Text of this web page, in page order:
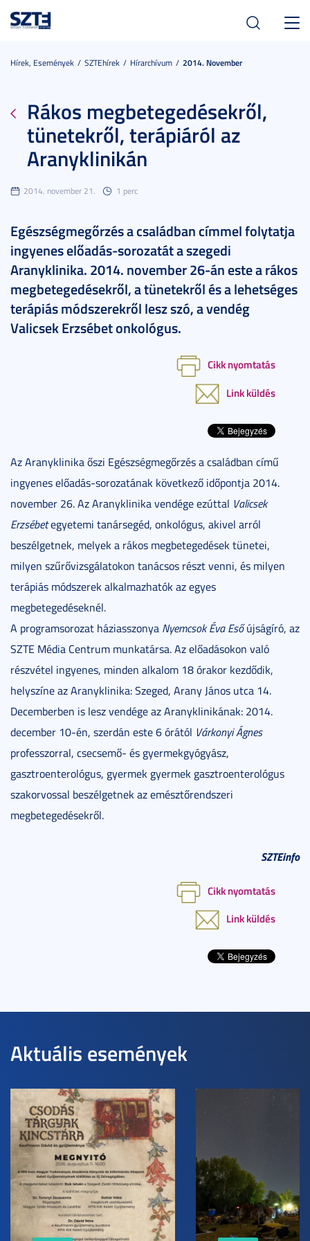
Hírek, Események SZTEhírek Hírarchívum 2014. November
Rákos megbetegedésekről,
tünetekről, terápiáról az
Aranyklinikán
2014. november 21. 1 perc
Egészségmegőrzés a családban címmel folytatja
ingyenes előadás-sorozatát a szegedi
Aranyklinika. 2014. november 26-án este a rákos
megbetegedésekről, a tünetekről és a lehetséges
terápiás módszerekről lesz szó, a vendég
Valicsek Erzsébet onkológus.
Cikk nyomtatás
Link küldés
Az Aranyklinika őszi Egészségmegőrzés a családban című
ingyenes előadás-sorozatának következő időpontja 2014.
november 26. Az Aranyklinika vendége ezúttal Valicsek
Erzsébetegyetemi tanársegéd, onkológus, akivel arról
beszélgetnek, melyek a rákos megbetegedések tünetei,
milyen szűrővizsgálatokon tanácsos részt venni, és milyen
terápiás módszerek alkalmazhatók az egyes
megbetegedéseknél.
A programsorozat háziasszonya Nyemcsok Éva Esőújságíró, az
SZTE Média Centrum munkatársa. Az előadásokon való
részvétel ingyenes, minden alkalom 18 órakor kezdődik,
helyszíne az Aranyklinika: Szeged, Arany János utca 14.
Decemberben is lesz vendége az Aranyklinikának: 2014.
december 10-én, szerdán este 6 órától Várkonyi Ágnes
professzorral, csecsemő- és gyermekgyógyász,
gasztroenterológus, gyermek gyermek gasztroenterológus
szakorvossal beszélgetnek az emésztőrendszeri
megbetegedésekről.
SZTEinfo
Cikk nyomtatás
Link küldés
Aktuális események